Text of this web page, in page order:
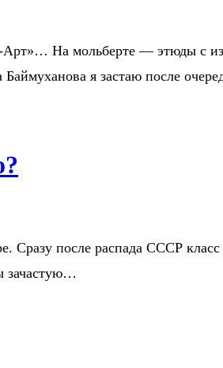
Арт»… На мольберте — этюды с
я застаю после
Сразу после распада СССР
зачастую…